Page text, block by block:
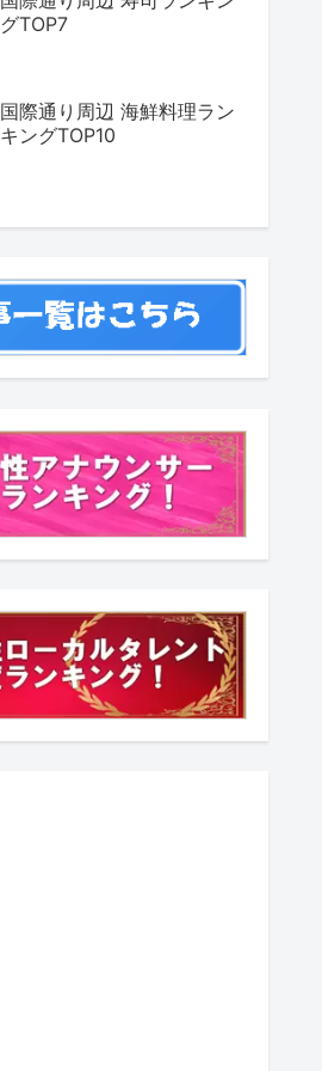
グTOP7
国際通り周辺 海鮮料理ラン
キングTOP10